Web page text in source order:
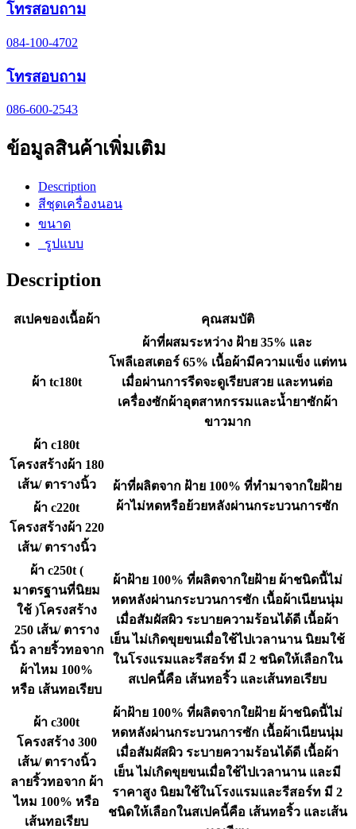
โทรสอบถาม
084-100-4702
โทรสอบถาม
086-600-2543
ข้อมูลสินค้าเพิ่มเติม
Description
สีชุดเครื่องนอน
ขนาด
รูปแบบ
Description
สเปคของเนื้อผ้า คุณสมบัติ
ผ้า tc180t
ผ้าที่ผสมระหว่าง ฝ้าย 35% และ
โพลีเอสเตอร์ 65% เนื้อผ้ามีความแข็ง แต่ทน
เมื่อผ่านการรีดจะดูเรียบสวย และทนต่อ
เครื่องซักผ้าอุตสาหกรรมและน้ำยาซักผ้า
ขาวมาก
ผ้า c180t
โครงสร้างผ้า 180
เส้น/ ตารางนิ้ว
ผ้าที่ผลิตจาก ฝ้าย 100% ที่ทำมาจากใยฝ้าย
ผ้าไม่หดหรือย้วยหลังผ่านกระบวนการซัก
ผ้า c220t
โครงสร้างผ้า 220
เส้น/ ตารางนิ้ว
ผ้า c250t (
มาตรฐานที่นิยม
ใช้ )โครงสร้าง
250 เส้น/ ตาราง
นิ้ว ลายริ้วทอจาก
ผ้าไหม 100%
หรือ เส้นทอเรียบ
ผ้าฝ้าย 100% ที่ผลิตจากใยฝ้าย ผ้าชนิดนี้ไม่
หดหลังผ่านกระบวนการซัก เนื้อผ้าเนียนนุ่ม
เมื่อสัมผัสผิว ระบายความร้อนได้ดี เนื้อผ้า
เย็น ไม่เกิดขุยขนเมื่อใช้ไปเวลานาน นิยมใช้
ในโรงแรมและรีสอร์ท มี 2 ชนิดให้เลือกใน
สเปคนี้คือ เส้นทอริ้ว และเส้นทอเรียบ
ผ้า c300t
โครงสร้าง 300
เส้น/ ตารางนิ้ว
ลายริ้วทอจาก ผ้า
ไหม 100% หรือ
เส้นทอเรียบ
ผ้าฝ้าย 100% ที่ผลิตจากใยฝ้าย ผ้าชนิดนี้ไม่
หดหลังผ่านกระบวนการซัก เนื้อผ้าเนียนนุ่ม
เมื่อสัมผัสผิว ระบายความร้อนได้ดี เนื้อผ้า
เย็น ไม่เกิดขุยขนเมื่อใช้ไปเวลานาน และมี
ราคาสูง นิยมใช้ในโรงแรมและรีสอร์ท มี 2
ชนิดให้เลือกในสเปคนี้คือ เส้นทอริ้ว และเส้น